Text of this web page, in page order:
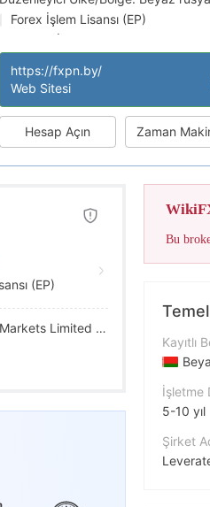
Forex İşlem Lisansı (EP)
Yüksek düzeyde potansiyel risk
https://fxpn.by/
Web Sitesi
Hesap Açın Zaman
(EP)
Lisanslı Kuruluş：Leverate Capital Markets Limited Liability Company
Kayıtlı
İşletme
5-10 yıl
Şirket